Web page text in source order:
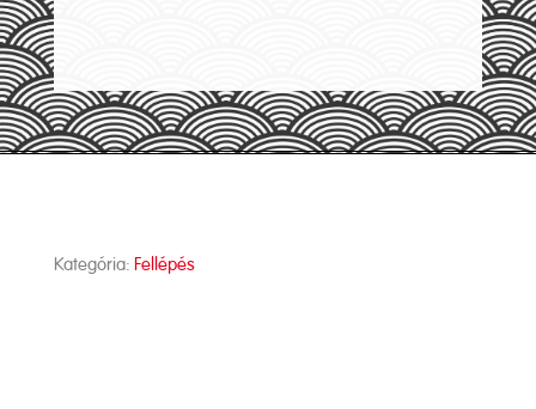
Kategória: Fellépés